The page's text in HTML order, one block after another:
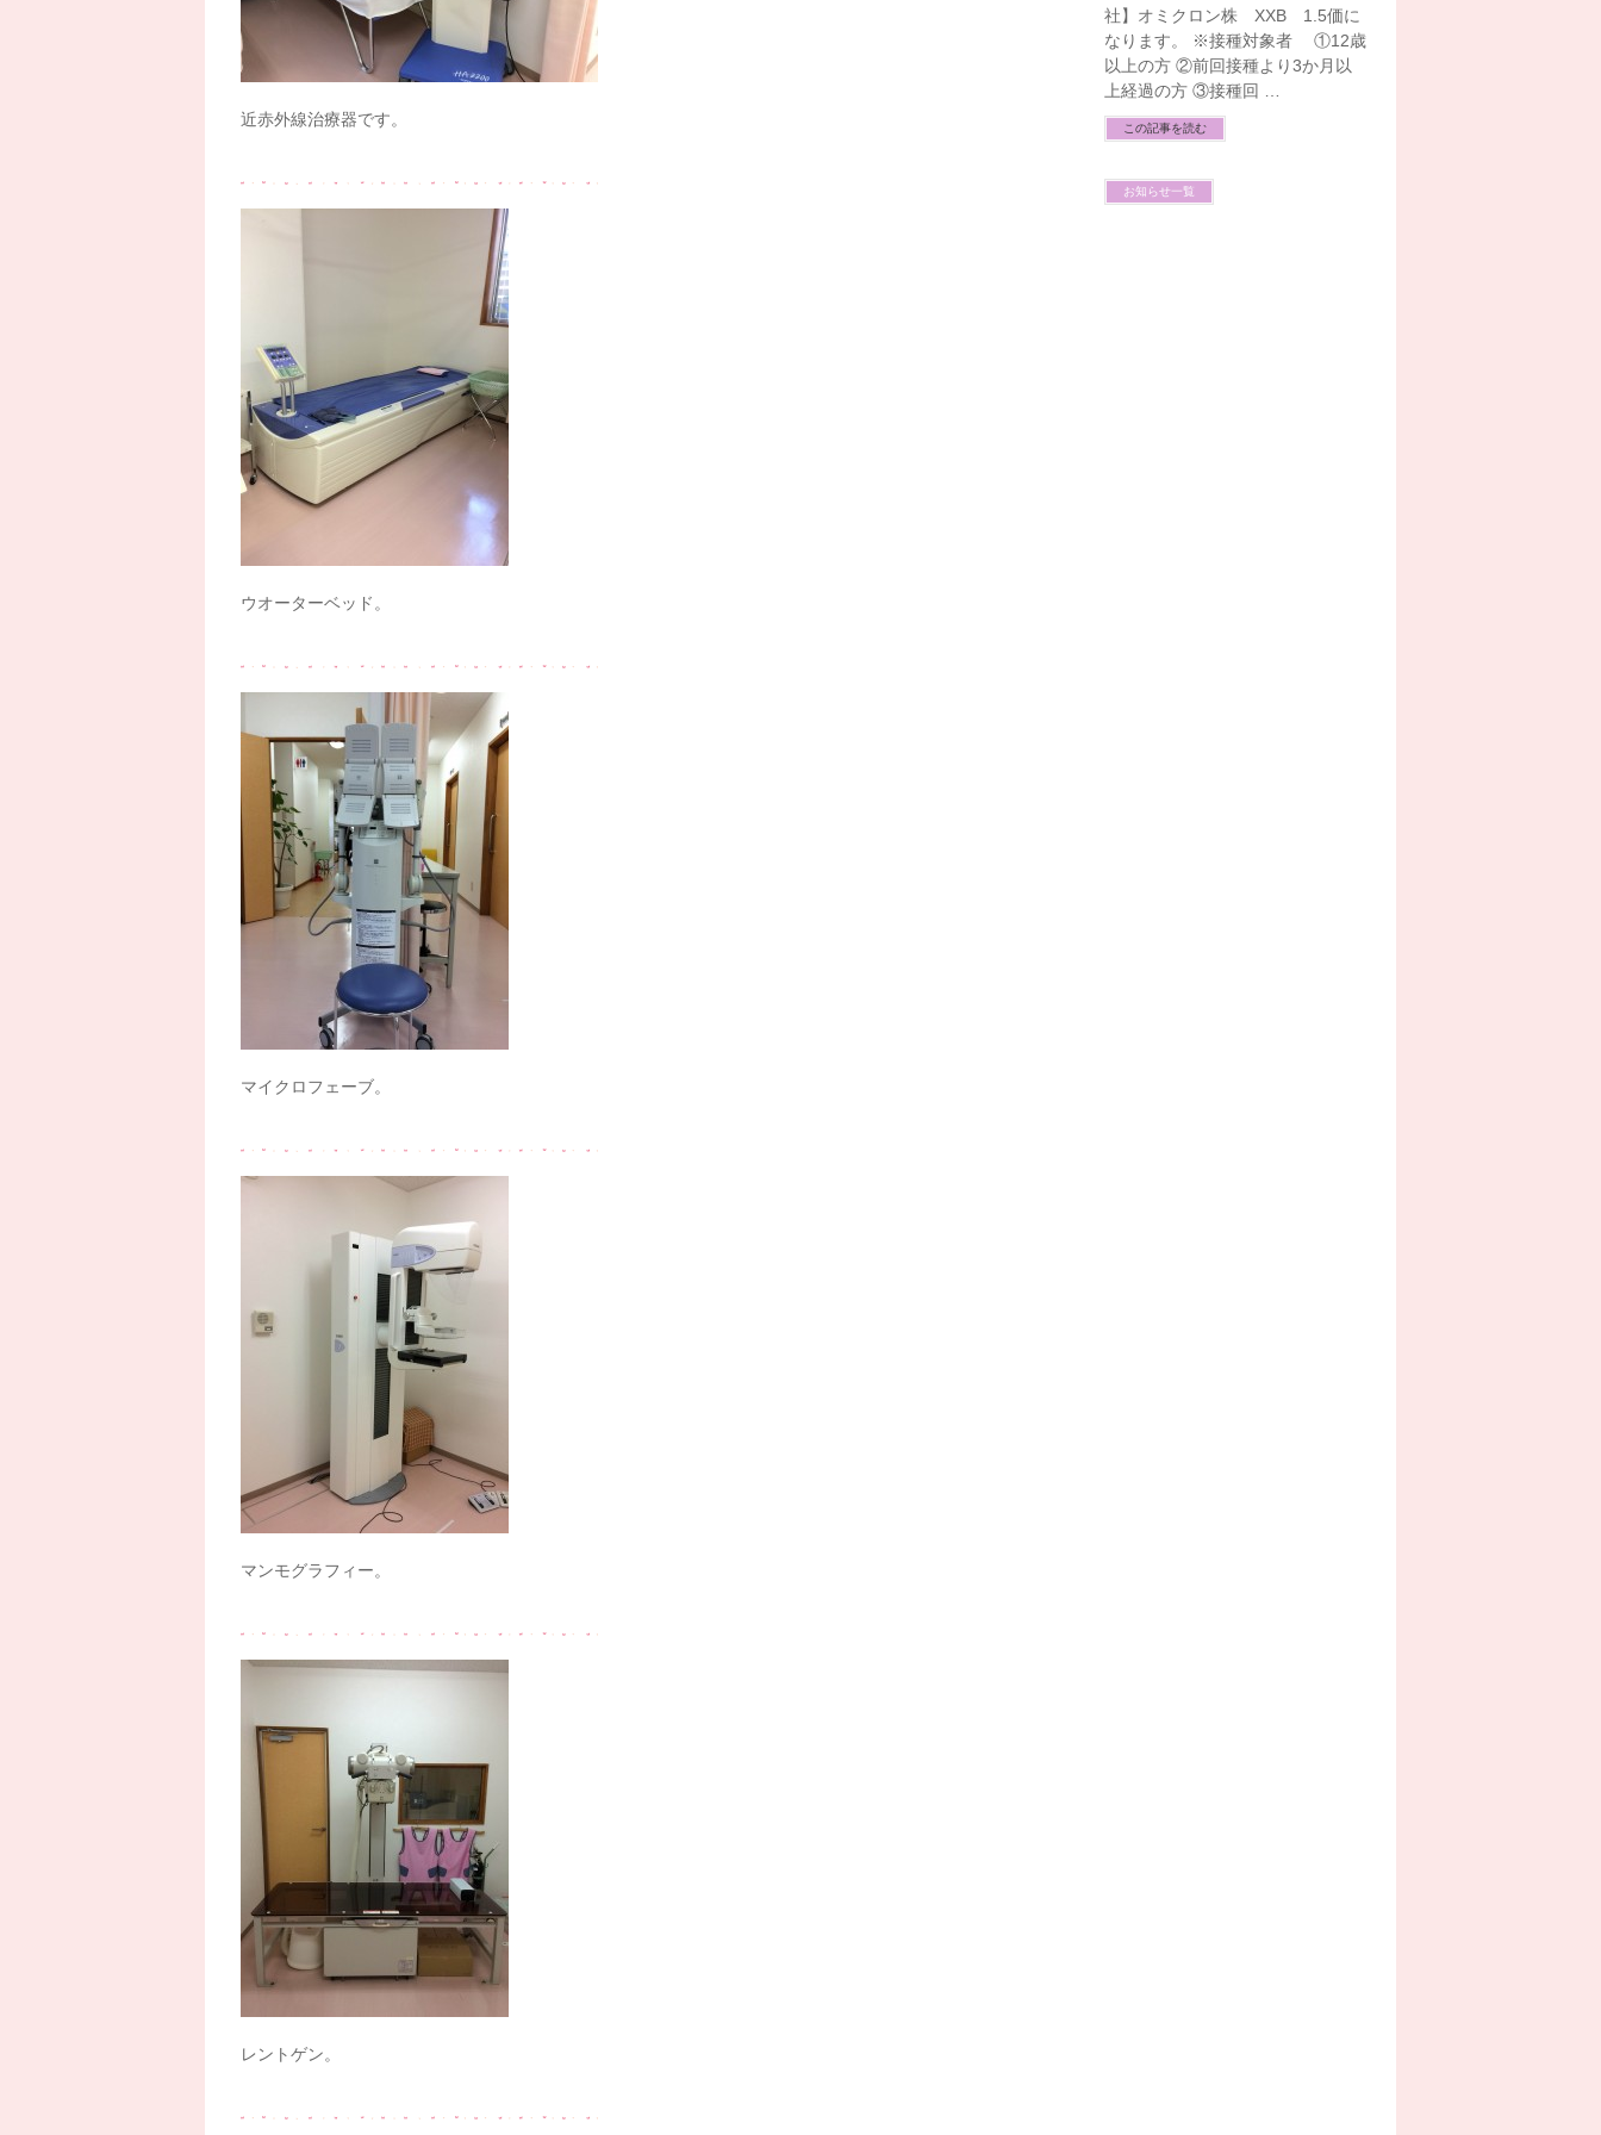
近赤外線治療器です。
ウオーターベッド。
マイクロフェーブ。
マンモグラフィー。
レントゲン。
社】オミクロン株 XXB 1.5価に
なります。 ※接種対象者 ①12歳
以上の方 ②前回接種より3か月以
上経過の方 ③接種回 …
この記事を読む
お知らせ一覧